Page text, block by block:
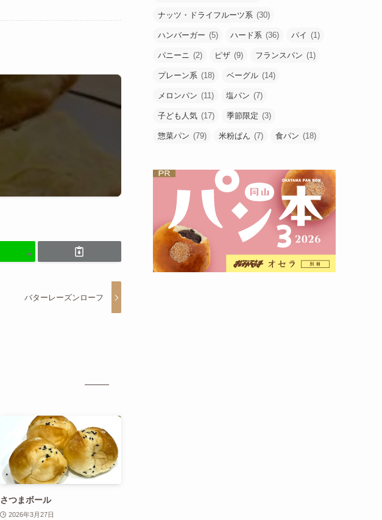
バターレーズンローフ
さつまボール
2026年3月27日
ナッツ・ドライフルーツ系 (30)
ハンバーガー (5) ハード系 (36) パイ (1)
パニーニ (2) ピザ (9) フランスパン (1)
プレーン系 (18) ベーグル (14)
メロンパン (11) 塩パン (7)
子ども人気 (17) 季節限定 (3)
惣菜パン (79) 米粉ぱん (7) 食パン (18)